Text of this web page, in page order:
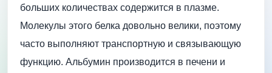
больших количествах содержится в плазме.
Молекулы этого белка довольно велики, поэтому
часто выполняют транспортную и связывающую
функцию. Альбумин производится в печени и